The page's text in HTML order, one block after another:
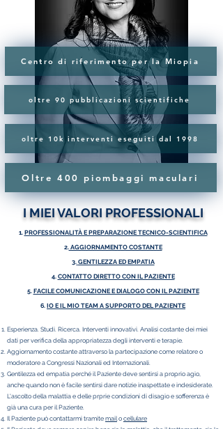
oltre 10k interventi eseguiti dal 1998
Centro di riferimento per la Miopia
oltre 90 pubblicazioni scientifiche
Oltre 400 piombaggi maculari
I MIEI VALORI PROFESSIONALI
1. PROFESSIONALITÀ E PREPARAZIONE TECNICO-SCIENTIFICA
2.AGGIORNAMENTO COSTANTE
3. GENTILEZZA ED EMPATIA
4. CONTATTO DIRETTO CON IL PAZIENTE
5. FACILE COMUNICAZIONE E DIALOGO CON IL PAZIENTE
6. IO E IL MIO TEAM A SUPPORTO DEL PAZIENTE
Esperienza. Studi. Ricerca. Interventi innovativi. Analisi costante dei miei
dati per verifica della appropriatezza degli interventi e terapie.
Aggiornamento costante attraverso la partecipazione come relatore o
moderatore a Congressi Nazionali ed Internazionali.
Gentilezza ed empatia perché il Paziente deve sentirsi a proprio agio,
anche quando non è facile sentirsi dare notizie inaspettate e indesiderate.
L'ascolto della malattia e delle prprie condizioni di disagio e sofferenza è
già una cura per il Paziente.
Il Paziente può contattarmi tramite mailo cellulare